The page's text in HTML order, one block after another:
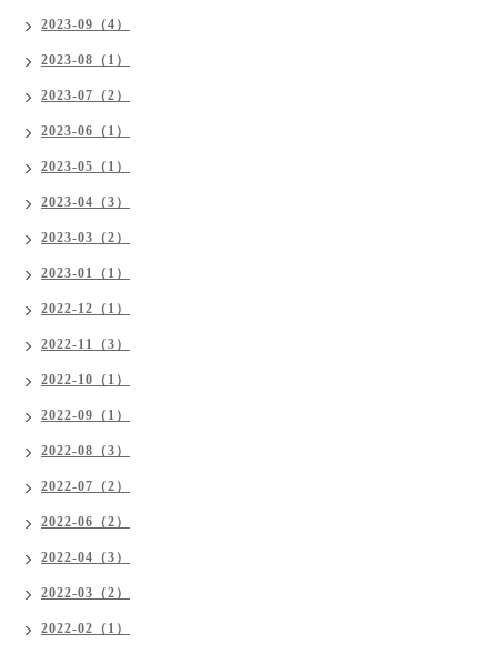
2023-09（4）
2023-08（1）
2023-07（2）
2023-06（1）
2023-05（1）
2023-04（3）
2023-03（2）
2023-01（1）
2022-12（1）
2022-11（3）
2022-10（1）
2022-09（1）
2022-08（3）
2022-07（2）
2022-06（2）
2022-04（3）
2022-03（2）
2022-02（1）